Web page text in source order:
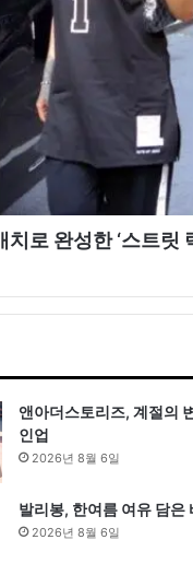
로 완성한 ‘스트릿
앤아더스토리즈, 계절의
인업
2026년 8월 6일
발리봉, 한여름 여유 담은
2026년 8월 6일